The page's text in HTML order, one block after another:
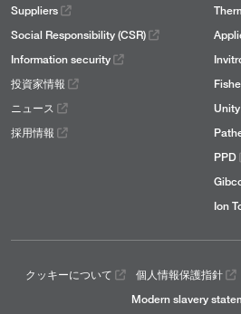
Suppliers
Social Responsibility (CSR)
Information security
投資家情報
ニュース
採用情報
PPD
Ion
クッキーについて 個人情報保護指針
Modern slavery